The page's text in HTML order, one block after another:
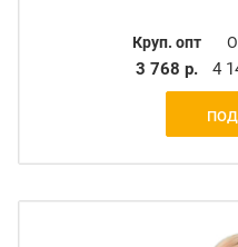
Круп. опт
3 768 р. 4